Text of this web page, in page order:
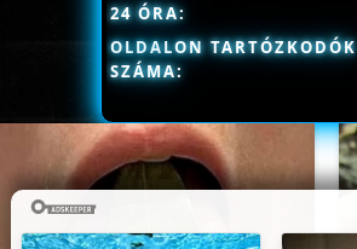
OLDALON TARTÓZKODÓK
SZÁMA:
24 ÓRA: